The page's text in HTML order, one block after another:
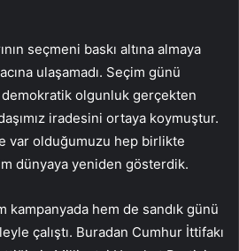
seçmeni baskı altına almaya
ulaşamadı. Seçim günü
olgunluk gerçekten
iradesini ortaya koymuştur.
var olduğumuzu hep birlikte
dünyaya yeniden gösterdik.
kampanyada hem de sandık günü
çalıştı. Buradan Cumhur İttifakı